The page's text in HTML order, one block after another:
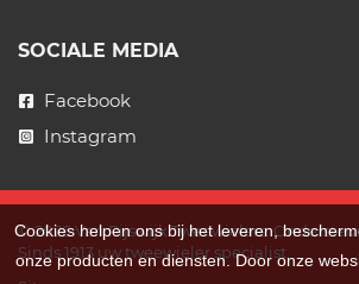
SOCIALE MEDIA
Facebook
Instagram
© 2026 Van Rijswijk Tweewielers.
Sinds 1913 uw tweewieler specialist.
Cookies helpen ons bij het leveren,
onze producten en diensten. Door onze